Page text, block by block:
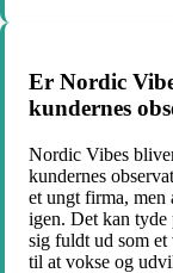
Er Nordic
kundernes
Nordic Vibes
kundernes
et ungt firma, men
igen. Det kan tyde
sig fuldt ud som et
til at vokse og